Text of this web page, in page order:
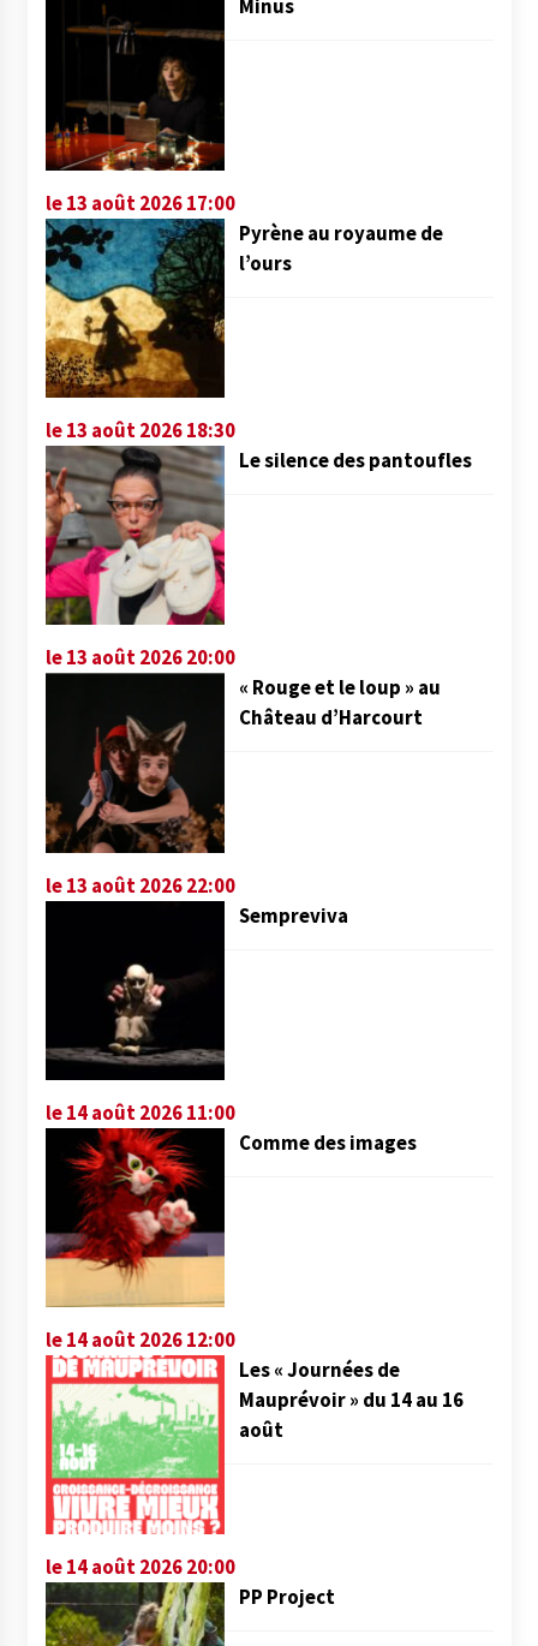
Minus
le 13 août 2026 17:00
Pyrène au royaume de
l’ours
le 13 août 2026 18:30
Le silence des pantoufles
le 13 août 2026 20:00
« Rouge et le loup » au
Château d’Harcourt
le 13 août 2026 22:00
Sempreviva
le 14 août 2026 11:00
Comme des images
le 14 août 2026 12:00
Les « Journées de
Mauprévoir » du 14 au 16
août
le 14 août 2026 20:00
PP Project